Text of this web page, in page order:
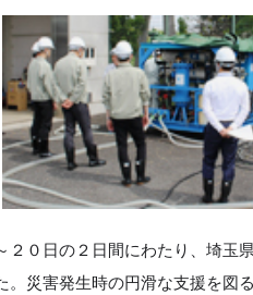
０日の２日間にわたり、埼玉
。災害発生時の円滑な支援を図